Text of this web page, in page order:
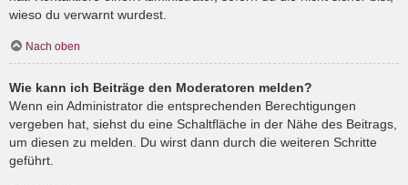
wieso du verwarnt wurdest.
Nach oben
Wie kann ich Beiträge den Moderatoren melden?
Wenn ein Administrator die entsprechenden Berechtigungen
vergeben hat, siehst du eine Schaltfläche in der Nähe des Beitrags,
um diesen zu melden. Du wirst dann durch die weiteren Schritte
geführt.